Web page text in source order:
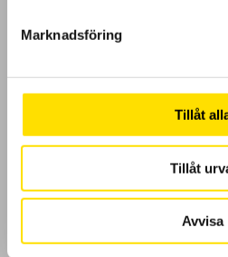
Marknadsföring
Tillåt
Tillåt
Avvisa
Om